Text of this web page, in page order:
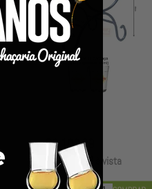
R$ 99,00
R$ 96,03à vista